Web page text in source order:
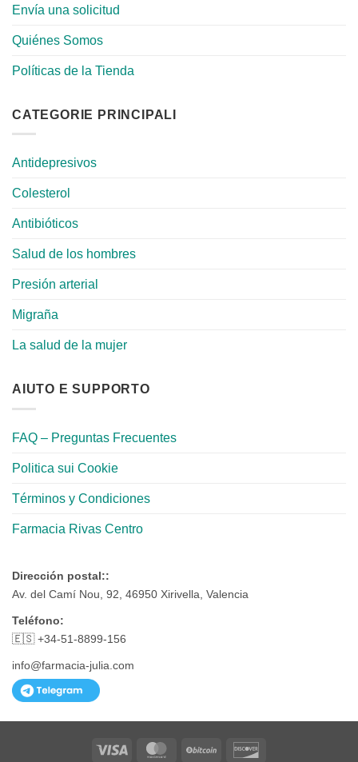
Envía una solicitud
Quiénes Somos
Políticas de la Tienda
CATEGORIE PRINCIPALI
Antidepresivos
Colesterol
Antibióticos
Salud de los hombres
Presión arterial
Migraña
La salud de la mujer
AIUTO E SUPPORTO
FAQ – Preguntas Frecuentes
Politica sui Cookie
Términos y Condiciones
Farmacia Rivas Centro
Dirección postal::
Av. del Camí Nou, 92, 46950 Xirivella, Valencia
Teléfono:
🇪🇸 +34-51-8899-156
info@farmacia-julia.com
Visa MasterCardBitCoin